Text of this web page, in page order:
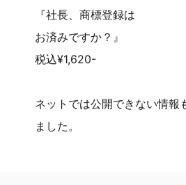
『社長、商標登録は
お済みですか？』
税込¥1,620-
ネットでは公開できない情報
ました。